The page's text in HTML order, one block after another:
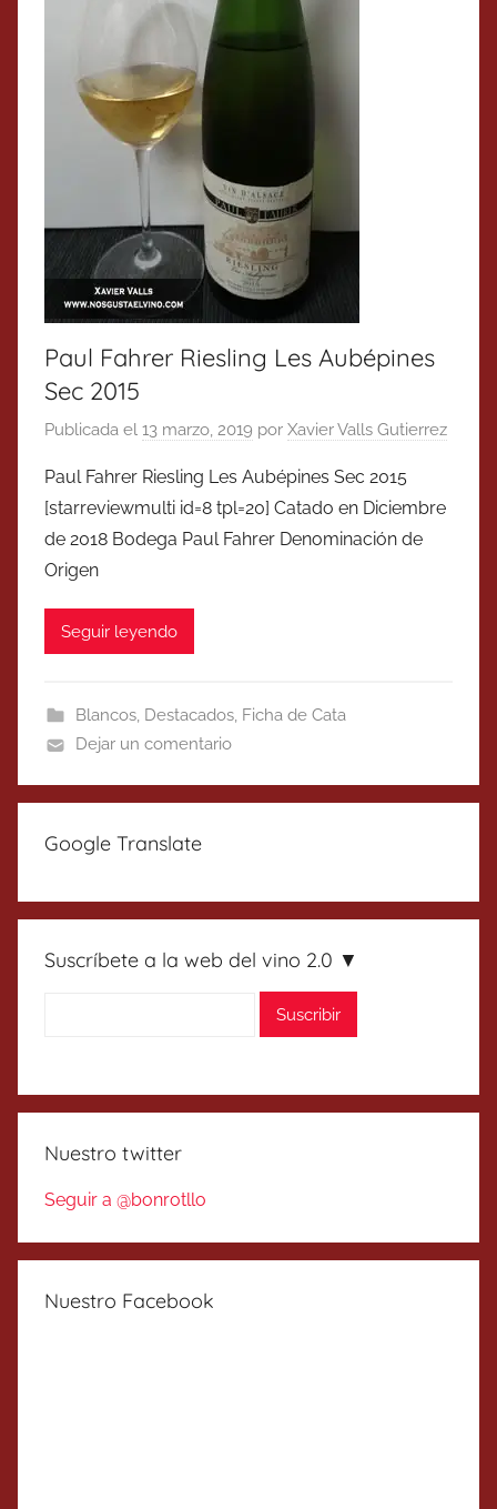
Paul Fahrer Riesling Les Aubépines
Sec 2015
Publicada el 13 marzo, 2019 por Xavier Valls Gutierrez
Paul Fahrer Riesling Les Aubépines Sec 2015
[starreviewmulti id=8 tpl=20] Catado en Diciembre
de 2018 Bodega Paul Fahrer Denominación de
Origen
Seguir leyendo
Blancos, Destacados, Ficha de Cata
Dejar un comentario
Google Translate
Suscríbete a la web del vino 2.0 ▼
Nuestro twitter
Seguir a @bonrotllo
Nuestro Facebook